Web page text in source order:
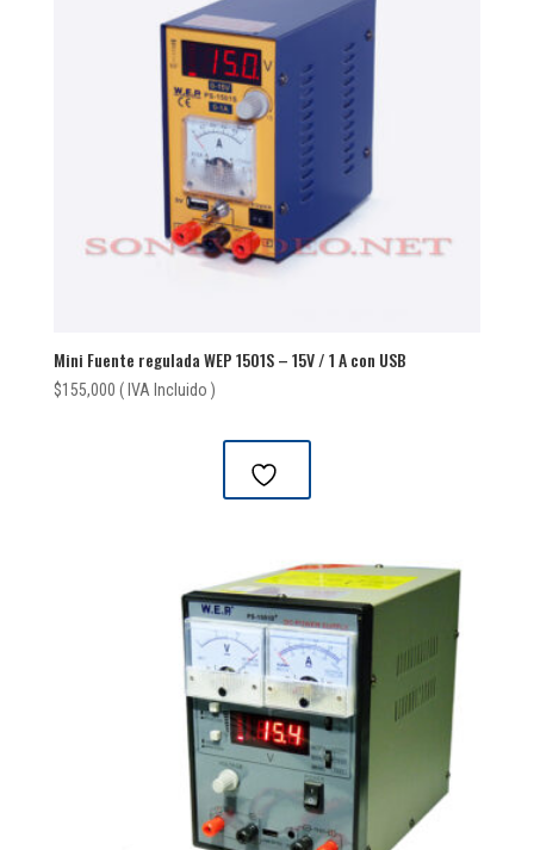
Mini Fuente regulada WEP 1501S – 15V / 1 A con USB
$155,000 ( IVA Incluido )